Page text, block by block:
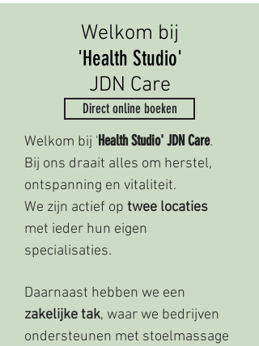
Welkom bij
'Health Studio'
JDN Care
Welkom bij 'Health Studio' JDN Care.
Bij ons draait alles om herstel,
ontspanning en vitaliteit.
We zijn actief op twee locaties
met ieder hun eigen
specialisaties.
Daarnaast hebben we een
zakelijke tak, waar we bedrijven
ondersteunen met stoelmassage
Direct online boeken